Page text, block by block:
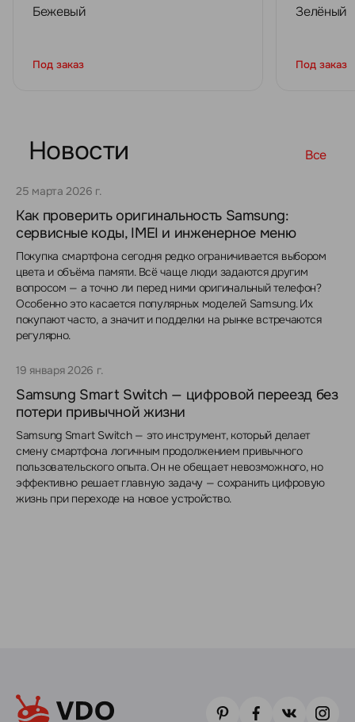
Бежевый
Под заказ
Зелёный
Под заказ
Новости Все
25 марта 2026 г.
Как проверить оригинальность Samsung:
сервисные коды, IMEI и инженерное меню
Покупка смартфона сегодня редко ограничивается выбором
цвета и объёма памяти. Всё чаще люди задаются другим
вопросом — а точно ли перед ними оригинальный телефон?
Особенно это касается популярных моделей Samsung. Их
покупают часто, а значит и подделки на рынке встречаются
регулярно.
19 января 2026 г.
Samsung Smart Switch — цифровой переезд без
потери привычной жизни
Samsung Smart Switch — это инструмент, который делает
смену смартфона логичным продолжением привычного
пользовательского опыта. Он не обещает невозможного, но
эффективно решает главную задачу — сохранить цифровую
жизнь при переходе на новое устройство.